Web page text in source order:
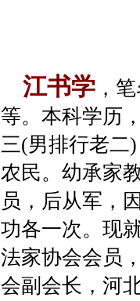
江书学 ，
等。本科学历
三(男排行老二
农民。幼承家
员，后从军，
功各一次。现
法家协会会员
会副会长，河